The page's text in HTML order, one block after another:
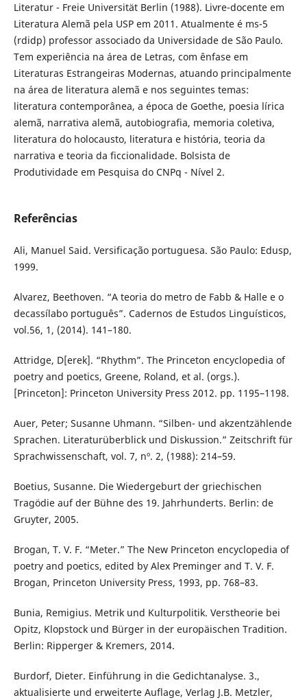
Literatur - Freie Universität Berlin (1988). Livre-docente em
Literatura Alemã pela USP em 2011. Atualmente é ms-5
(rdidp) professor associado da Universidade de São Paulo.
Tem experiência na área de Letras, com ênfase em
Literaturas Estrangeiras Modernas, atuando principalmente
na área de literatura alemã e nos seguintes temas:
literatura contemporânea, a época de Goethe, poesia lírica
alemã, narrativa alemã, autobiografia, memoria coletiva,
literatura do holocausto, literatura e história, teoria da
narrativa e teoria da ficcionalidade. Bolsista de
Produtividade em Pesquisa do CNPq - Nível 2.
Referências
Ali, Manuel Said. Versificação portuguesa. São Paulo: Edusp,
1999.
Alvarez, Beethoven. “A teoria do metro de Fabb & Halle e o
decassílabo português”. Cadernos de Estudos Linguísticos,
vol.56, 1, (2014). 141–180.
Attridge, D[erek]. “Rhythm”. The Princeton encyclopedia of
poetry and poetics, Greene, Roland, et al. (orgs.).
[Princeton]: Princeton University Press 2012. pp. 1195–1198.
Auer, Peter; Susanne Uhmann. “Silben- und akzentzählende
Sprachen. Literaturüberblick und Diskussion.” Zeitschrift für
Sprachwissenschaft, vol. 7, nº. 2, (1988): 214–59.
Boetius, Susanne. Die Wiedergeburt der griechischen
Tragödie auf der Bühne des 19. Jahrhunderts. Berlin: de
Gruyter, 2005.
Brogan, T. V. F. “Meter.” The New Princeton encyclopedia of
poetry and poetics, edited by Alex Preminger and T. V. F.
Brogan, Princeton University Press, 1993, pp. 768–83.
Bunia, Remigius. Metrik und Kulturpolitik. Verstheorie bei
Opitz, Klopstock und Bürger in der europäischen Tradition.
Berlin: Ripperger & Kremers, 2014.
Burdorf, Dieter. Einführung in die Gedichtanalyse. 3.,
aktualisierte und erweiterte Auflage, Verlag J.B. Metzler,